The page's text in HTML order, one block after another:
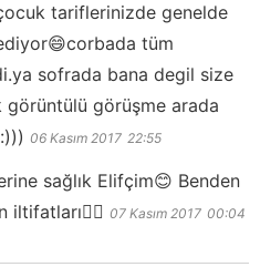
tariflerinizde genelde
tüm
sofrada bana degil size
görüntülü görüşme arada
06 Kasım 2017 22:55
sağlık Elifçim😊 Benden
07 Kasım 2017 00:04